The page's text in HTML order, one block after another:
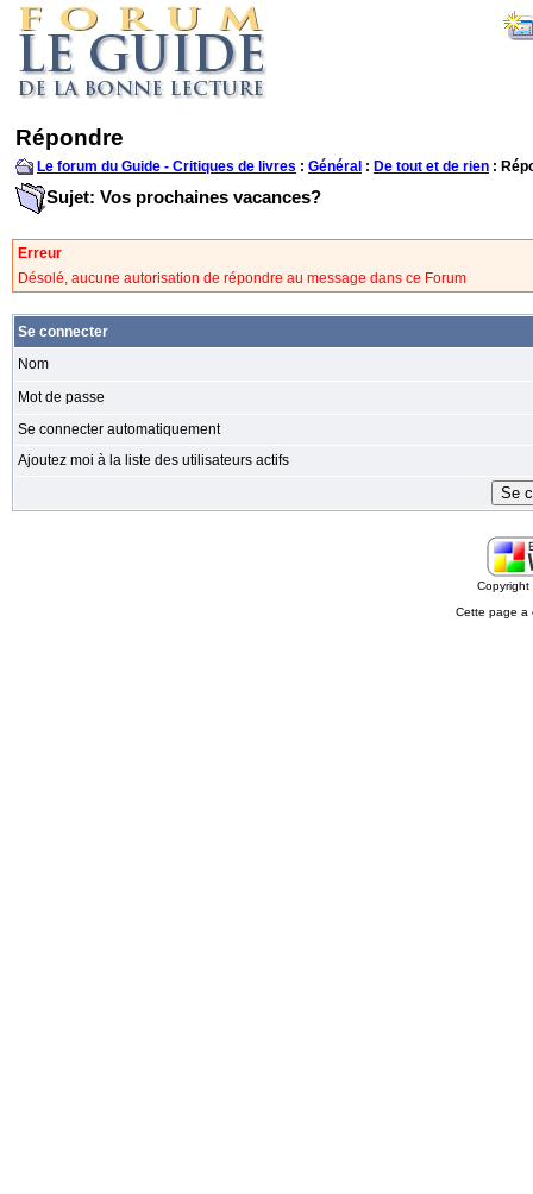
Répondre
Le forum du Guide - Critiques de livres : Général : De tout et de rien :
Sujet: Vos prochaines vacances?
Erreur
Désolé, aucune autorisation de répondre au message dans ce Forum
Se connecter
Nom
Mot de passe
Se connecter automatiquement
Ajoutez moi à la liste des utilisateurs actifs
Cette page a